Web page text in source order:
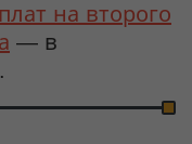
на второго
— в